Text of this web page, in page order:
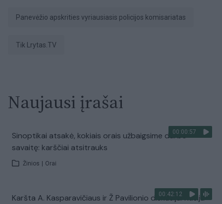
Panevėžio apskrities vyriausiasis policijos komisariatas
tik Lrytas.TV
Naujausi įrašai
00:00:57
Sinoptikai atsakė, kokiais orais užbaigsime darbo
savaitę: karščiai atsitrauks
Žinios Orai
00:42:12
Karšta A. Kasparavičiaus ir Ž Pavilionio diskusija: Rusija